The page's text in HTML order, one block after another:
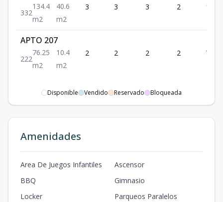
332
134.4
m2
40.6
m2
3 3 3 2 134.4
APTO 207
222
76.25
m2
10.4
m2
2 2 2 2 76.25
Disponible Vendido Reservado Bloqueada
Amenidades
Area De Juegos Infantiles
Ascensor
BBQ
Gimnasio
Locker
Parqueos Paralelos